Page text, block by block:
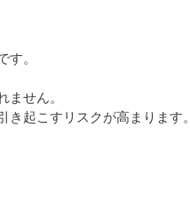
す。
ません。
起こすリスクが高まります。